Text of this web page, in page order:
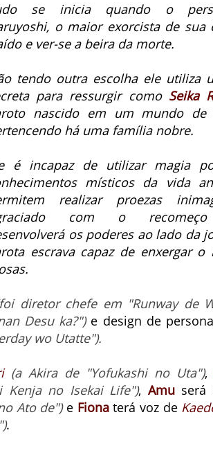
se inicia quando o
o maior exorcista de sua
e ver-se a beira da morte.
tendo outra escolha ele utiliza
para ressurgir como Seika
nascido em um mundo de
há uma família nobre.
é incapaz de utilizar magia
místicos da vida
realizar proezas
com o
os poderes ao lado da
escrava capaz de enxergar o
diretor chefe em "Runway de
Desu ka?")e design de
wo Utatte").
(a Akira de "Yofukashi no Uta"),
Kenja no Isekai Life"), Amuserá
Ato de")e Fionaterá voz de
.